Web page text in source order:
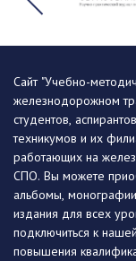
Сайт "Учебно-
железнодорожном
студентов,
техникумов и их
работающих на
СПО. Вы можете
альбомы,
издания для всех
подключиться к
повышения